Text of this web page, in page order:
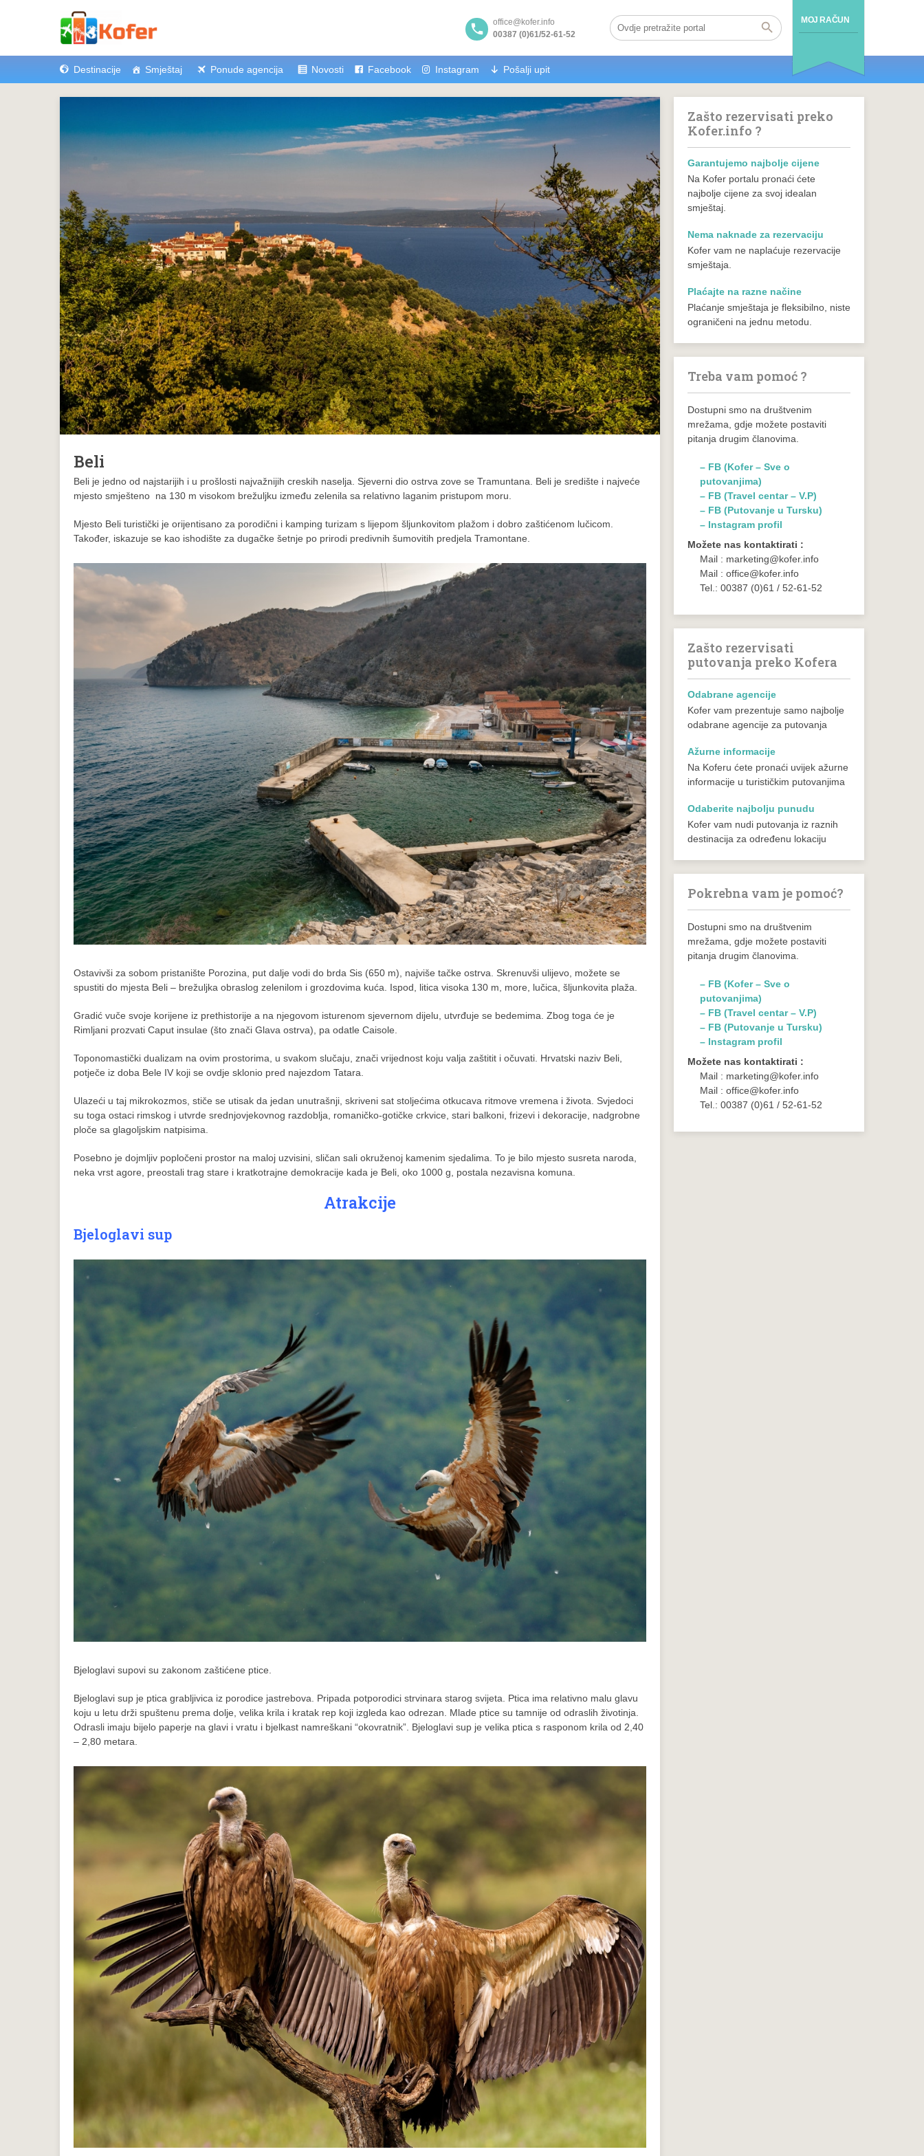
MOJ RAČUN
office@kofer.info
00387 (0)61/52-61-52
Destinacije Smještaj Ponude agencija Novosti Facebook Instagram Pošalji upit
Beli
Beli je jedno od najstarijih i u prošlosti najvažnijih creskih naselja. Sjeverni dio ostrva zove se Tramuntana. Beli je središte i najveće
mjesto smješteno na 130 m visokom brežuljku između zelenila sa relativno laganim pristupom moru.
Mjesto Beli turistički je orijentisano za porodični i kamping turizam s lijepom šljunkovitom plažom i dobro zaštićenom lučicom.
Također, iskazuje se kao ishodište za dugačke šetnje po prirodi predivnih šumovitih predjela Tramontane.
Ostavivši za sobom pristanište Porozina, put dalje vodi do brda Sis (650 m), najviše tačke ostrva. Skrenuvši ulijevo, možete se
spustiti do mjesta Beli – brežuljka obraslog zelenilom i grozdovima kuća. Ispod, litica visoka 130 m, more, lučica, šljunkovita plaža.
Gradić vuče svoje korijene iz prethistorije a na njegovom isturenom sjevernom dijelu, utvrđuje se bedemima. Zbog toga će je
Rimljani prozvati Caput insulae (što znači Glava ostrva), pa odatle Caisole.
Toponomastički dualizam na ovim prostorima, u svakom slučaju, znači vrijednost koju valja zaštitit i očuvati. Hrvatski naziv Beli,
potječe iz doba Bele IV koji se ovdje sklonio pred najezdom Tatara.
Ulazeći u taj mikrokozmos, stiče se utisak da jedan unutrašnji, skriveni sat stoljećima otkucava ritmove vremena i života. Svjedoci
su toga ostaci rimskog i utvrde srednjovjekovnog razdoblja, romaničko-gotičke crkvice, stari balkoni, frizevi i dekoracije, nadgrobne
ploče sa glagoljskim natpisima.
Posebno je dojmljiv popločeni prostor na maloj uzvisini, sličan sali okruženoj kamenim sjedalima. To je bilo mjesto susreta naroda,
neka vrst agore, preostali trag stare i kratkotrajne demokracije kada je Beli, oko 1000 g, postala nezavisna komuna.
Atrakcije
Bjeloglavi sup
Bjeloglavi supovi su zakonom zaštićene ptice.
Bjeloglavi sup je ptica grabljivica iz porodice jastrebova. Pripada potporodici strvinara starog svijeta. Ptica ima relativno malu glavu
koju u letu drži spuštenu prema dolje, velika krila i kratak rep koji izgleda kao odrezan. Mlade ptice su tamnije od odraslih životinja.
Odrasli imaju bijelo paperje na glavi i vratu i bjelkast namreškani “okovratnik”. Bjeloglavi sup je velika ptica s rasponom krila od 2,40
– 2,80 metara.
Zašto rezervisati preko
Kofer.info ?
Garantujemo najbolje cijene
Na Kofer portalu pronaći ćete
najbolje cijene za svoj idealan
smještaj.
Nema naknade za rezervaciju
Kofer vam ne naplaćuje rezervacije
smještaja.
Plaćajte na razne načine
Plaćanje smještaja je fleksibilno, niste
ograničeni na jednu metodu.
Treba vam pomoć ?
Dostupni smo na društvenim
mrežama, gdje možete postaviti
pitanja drugim članovima.
– FB (Kofer – Sve o
putovanjima)
– FB (Travel centar – V.P)
– FB (Putovanje u Tursku)
– Instagram profil
Možete nas kontaktirati :
Mail : marketing@kofer.info
Mail : office@kofer.info
Tel.: 00387 (0)61 / 52-61-52
Zašto rezervisati
putovanja preko Kofera
Odabrane agencije
Kofer vam prezentuje samo najbolje
odabrane agencije za putovanja
Ažurne informacije
Na Koferu ćete pronaći uvijek ažurne
informacije u turističkim putovanjima
Odaberite najbolju punudu
Kofer vam nudi putovanja iz raznih
destinacija za određenu lokaciju
Pokrebna vam je pomoć?
Dostupni smo na društvenim
mrežama, gdje možete postaviti
pitanja drugim članovima.
– FB (Kofer – Sve o
putovanjima)
– FB (Travel centar – V.P)
– FB (Putovanje u Tursku)
– Instagram profil
Možete nas kontaktirati :
Mail : marketing@kofer.info
Mail : office@kofer.info
Tel.: 00387 (0)61 / 52-61-52